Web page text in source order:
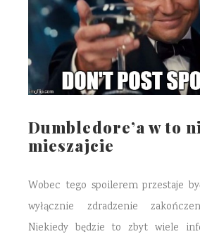
Dumbledore’a w to
mieszajcie
Wobec tego spoilerem przestaje
wyłącznie zdradzenie
Niekiedy będzie to zbyt wiele